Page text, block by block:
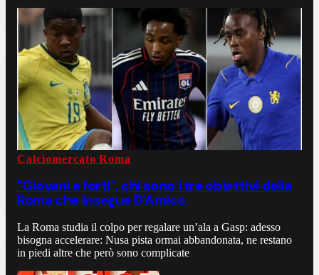
Calciomercato Roma
"Giovani e forti", chi sono i tre obiettivi della
Roma che insegue D'Amico
La Roma studia il colpo per regalare un’ala a Gasp: adesso
bisogna accelerare: Nusa pista ormai abbandonata, ne restano
in piedi altre che però sono complicate